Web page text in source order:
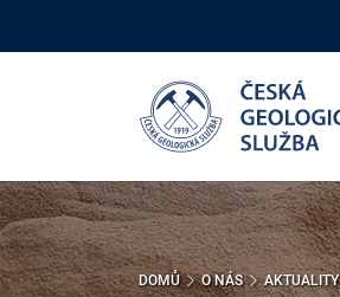
DOMŮ O NÁS AKTUALITY